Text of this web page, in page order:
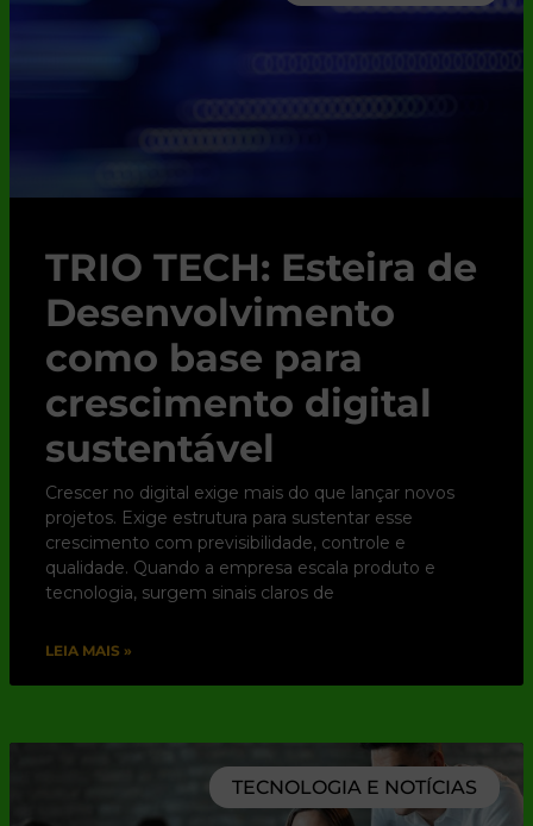
TRIO TECH: Esteira de
Desenvolvimento
como base para
crescimento digital
sustentável
Crescer no digital exige mais do que lançar novos
projetos. Exige estrutura para sustentar esse
crescimento com previsibilidade, controle e
qualidade. Quando a empresa escala produto e
tecnologia, surgem sinais claros de
LEIA MAIS »
TECNOLOGIA E NOTÍCIAS